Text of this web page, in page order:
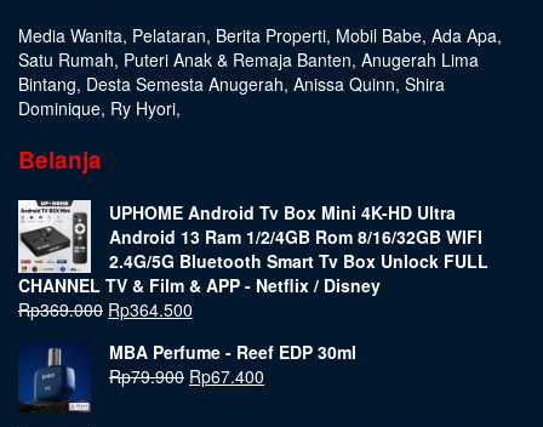
Media Wanita, Pelataran, Berita Properti, Mobil Babe, Ada Apa,
Satu Rumah, Puteri Anak & Remaja Banten, Anugerah Lima
Bintang, Desta Semesta Anugerah, Anissa Quinn, Shira
Dominique, Ry Hyori,
Belanja
UPHOME Android Tv Box Mini 4K-HD Ultra
Android 13 Ram 1/2/4GB Rom 8/16/32GB WIFI
2.4G/5G Bluetooth Smart Tv Box Unlock FULL
CHANNEL TV & Film & APP - Netflix / Disney
Rp369.000 Rp364.500
MBA Perfume - Reef EDP 30ml
Rp79.900 Rp67.400